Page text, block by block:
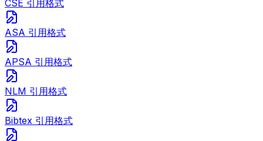
CSE 引用格式
ASA 引用格式
APSA 引用格式
NLM 引用格式
Bibtex 引用格式